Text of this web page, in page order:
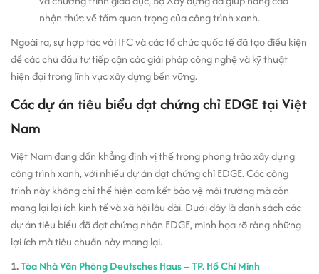
nhận thức về tầm quan trọng của công trình xanh.
Ngoài ra, sự hợp tác với IFC và các tổ chức quốc tế đã tạo điều kiện
để các chủ đầu tư tiếp cận các giải pháp công nghệ và kỹ thuật
hiện đại trong lĩnh vực xây dựng bền vững.
Các dự án tiêu biểu đạt chứng chỉ EDGE tại Việt
Nam
Việt Nam đang dần khẳng định vị thế trong phong trào xây dựng
công trình xanh, với nhiều dự án đạt chứng chỉ EDGE. Các công
trình này không chỉ thể hiện cam kết bảo vệ môi trường mà còn
mang lại lợi ích kinh tế và xã hội lâu dài. Dưới đây là danh sách các
dự án tiêu biểu đã đạt chứng nhận EDGE, minh họa rõ ràng những
lợi ích mà tiêu chuẩn này mang lại.
1.Tòa Nhà Văn Phòng Deutsches Haus – TP. Hồ Chí Minh